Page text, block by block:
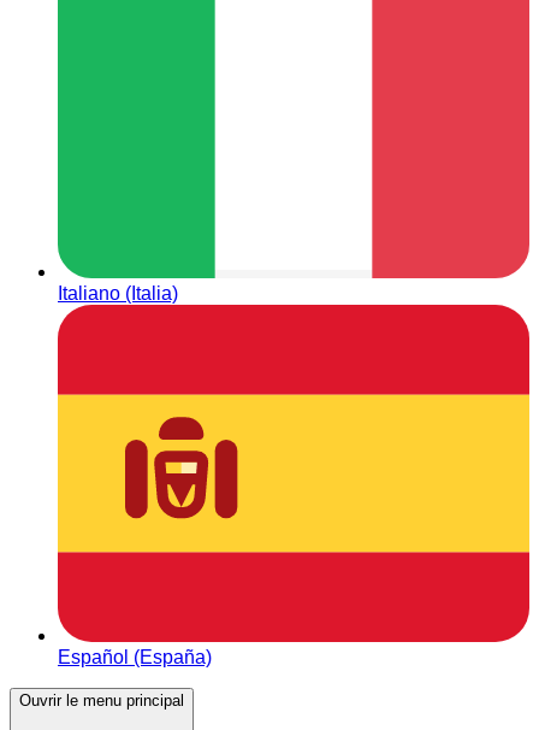
Italiano (Italia)
Español (España)
Ouvrir le menu principal